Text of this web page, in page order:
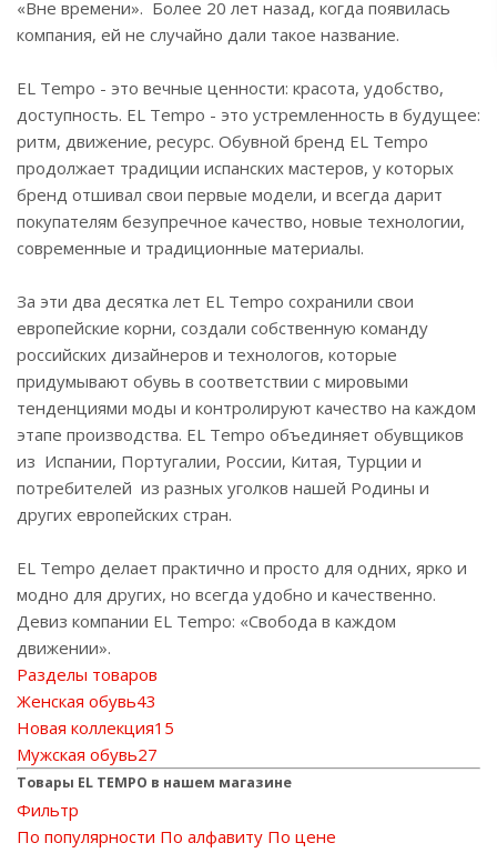
«Вне времени». Более 20 лет назад, когда появилась
компания, ей не случайно дали такое название.
EL Tempo - это вечные ценности: красота, удобство,
доступность. EL Tempo - это устремленность в будущее:
ритм, движение, ресурс. Обувной бренд EL Tempo
продолжает традиции испанских мастеров, у которых
бренд отшивал свои первые модели, и всегда дарит
покупателям безупречное качество, новые технологии,
современные и традиционные материалы.
За эти два десятка лет EL Tempo сохранили свои
европейские корни, создали собственную команду
российских дизайнеров и технологов, которые
придумывают обувь в соответствии с мировыми
тенденциями моды и контролируют качество на каждом
этапе производства. EL Tempo объединяет обувщиков
из Испании, Португалии, России, Китая, Турции и
потребителей из разных уголков нашей Родины и
других европейских стран.
EL Tempo делает практично и просто для одних, ярко и
модно для других, но всегда удобно и качественно.
Девиз компании EL Tempo: «Свобода в каждом
движении».
Разделы товаров
Женская обувь43
Новая коллекция15
Мужская обувь27
Товары EL TEMPO в нашем магазине
Фильтр
По популярности По алфавиту По цене